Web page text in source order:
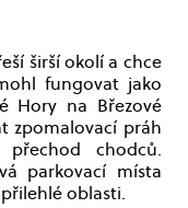
širší okolí a chce
fungovat jako
Hory na Březové
zpomalovací práh
chodců.
parkovací místa
oblasti.